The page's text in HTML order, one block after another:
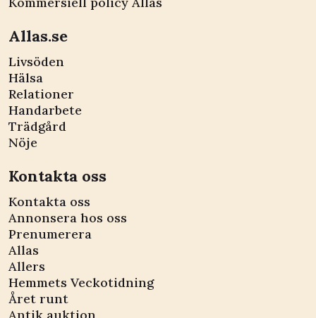
Allas.se
Livsöden
Hälsa
Relationer
Handarbete
Trädgård
Nöje
Kontakta oss
Kontakta oss
Annonsera hos oss
Prenumerera
Allas
Allers
Hemmets Veckotidning
Året runt